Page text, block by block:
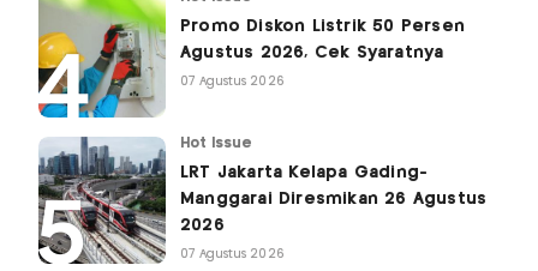
Promo Diskon Listrik 50 Persen
Agustus 2026, Cek Syaratnya
07 Agustus 2026
Hot Issue
LRT Jakarta Kelapa Gading-
Manggarai Diresmikan 26 Agustus
2026
07 Agustus 2026